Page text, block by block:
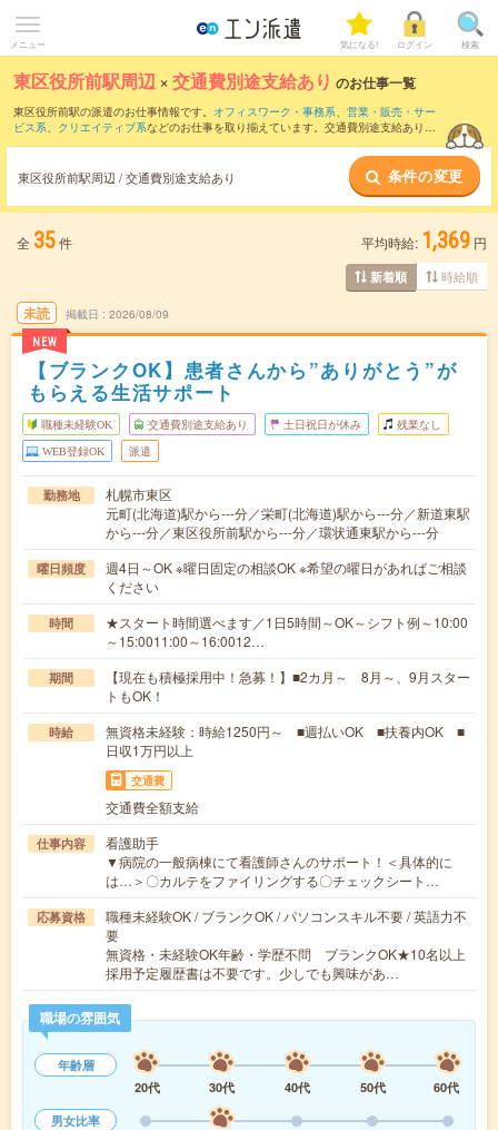
メニュー 気になる! ログイン 検索
東区役所前駅周辺 ×交通費別途支給あり のお仕事一覧
東区役所前駅の派遣のお仕事情報です。 オフィスワーク・事務系、 営業・販売・サー
ビス系、 クリエイティブ系などのお仕事を取り揃えています。交通費別途支給ありの
東区役所前駅周辺 / 交通費別途支給あり 条件の変更
全 35件 平均時給: 1,369 円
新着順 時給順
未読
NEW
掲載日 2026/08/09
【ブランクOK】患者さんから”ありがとう”が
もらえる生活サポート
職種未経験OK 交通費別途支給あり 土日祝日が休み 残業なし
WEB登録OK 派遣
勤務地
札幌市東区
元町(北海道)駅から---分／栄町(北海道)駅から---分／新道東駅
から---分／東区役所前駅から---分／環状通東駅から---分
曜日頻度
週4日～OK ※曜日固定の相談OK ※希望の曜日があればご相談
ください
時間
★スタート時間選べます／1日5時間～OK～シフト例～10:00
～15:0011:00～16:0012…
期間
【現在も積極採用中！急募！】■2カ月～ 8月～、9月スター
トもOK！
時給
無資格未経験：時給1250円～ ■週払いOK ■扶養内OK ■
日収1万円以上
交通費
交通費全額支給
仕事内容
看護助手
▼病院の一般病棟にて看護師さんのサポート！＜具体的に
は…＞〇カルテをファイリングする〇チェックシート…
応募資格
職種未経験OK / ブランクOK / パソコンスキル不要 / 英語力不
要
無資格・未経験OK年齢・学歴不問 ブランクOK★10名以上
採用予定履歴書は不要です。少しでも興味があ…
職場の雰囲気
年齢層
20代
30代 40代 50代
60代
男女比率